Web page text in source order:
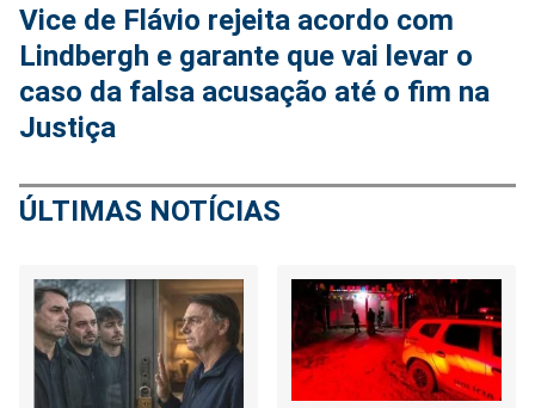
Vice de Flávio rejeita acordo com
Lindbergh e garante que vai levar o
caso da falsa acusação até o fim na
Justiça
ÚLTIMAS NOTÍCIAS